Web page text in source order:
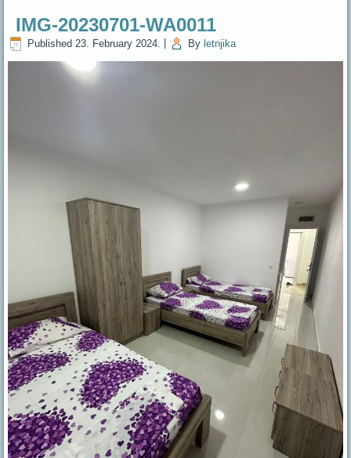
IMG-20230701-WA0011
Published 23. February 2024. By letnjika